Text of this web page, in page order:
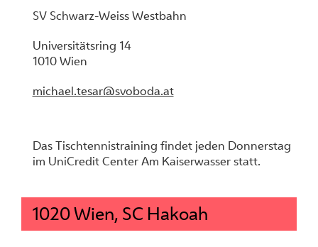
SV Schwarz-Weiss Westbahn
Universitätsring 14
1010 Wien
michael.tesar@svoboda.at
Das Tischtennistraining findet jeden Donnerstag
im UniCredit Center Am Kaiserwasser statt.
1020 Wien, SC Hakoah